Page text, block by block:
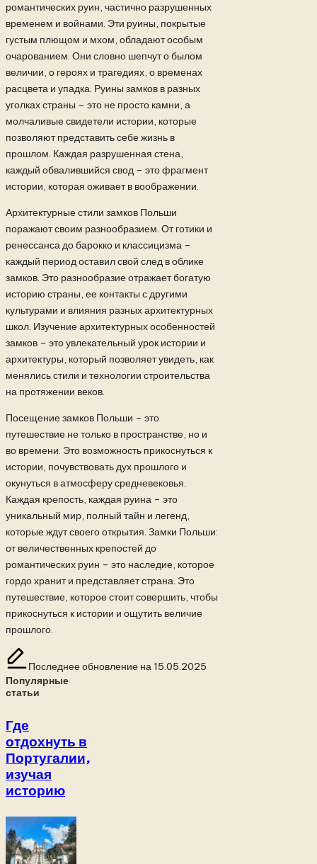
романтических руин, частично разрушенных
временем и войнами. Эти руины, покрытые
густым плющом и мхом, обладают особым
очарованием. Они словно шепчут о былом
величии, о героях и трагедиях, о временах
расцвета и упадка. Руины замков в разных
уголках страны – это не просто камни, а
молчаливые свидетели истории, которые
позволяют представить себе жизнь в
прошлом. Каждая разрушенная стена,
каждый обвалившийся свод – это фрагмент
истории, которая оживает в воображении.
Архитектурные стили замков Польши
поражают своим разнообразием. От готики и
ренессанса до барокко и классицизма –
каждый период оставил свой след в облике
замков. Это разнообразие отражает богатую
историю страны, ее контакты с другими
культурами и влияния разных архитектурных
школ. Изучение архитектурных особенностей
замков – это увлекательный урок истории и
архитектуры, который позволяет увидеть, как
менялись стили и технологии строительства
на протяжении веков.
Посещение замков Польши – это
путешествие не только в пространстве, но и
во времени. Это возможность прикоснуться к
истории, почувствовать дух прошлого и
окунуться в атмосферу средневековья.
Каждая крепость, каждая руина – это
уникальный мир, полный тайн и легенд,
которые ждут своего открытия. Замки Польши:
от величественных крепостей до
романтических руин – это наследие, которое
гордо хранит и представляет страна. Это
путешествие, которое стоит совершить, чтобы
прикоснуться к истории и ощутить величие
прошлого.
Последнее обновление на 15.05.2025
Популярные
статьи
Где
отдохнуть в
Португалии,
изучая
историю